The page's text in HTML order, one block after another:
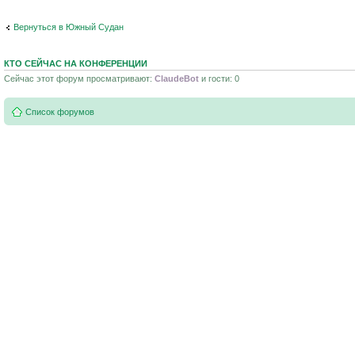
Вернуться в Южный Судан
КТО СЕЙЧАС НА КОНФЕРЕНЦИИ
Сейчас этот форум просматривают: ClaudeBot и гости: 0
Список форумов